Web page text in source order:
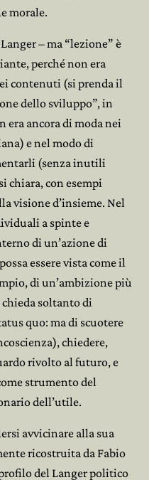
morale.
– ma “lezione” è
perché non era
contenuti (si prenda il
dello sviluppo”, in
era ancora di moda nei
e nel modo di
(senza inutili
chiara, con esempi
visione d’insieme. Nel
a spinte e
di un’azione di
essere vista come il
di un’ambizione più
soltanto di
quo: ma di scuotere
chiedere,
rivolto al futuro, e
strumento del
dell’utile.
avvicinare alla sua
ricostruita da Fabio
del Langer politico